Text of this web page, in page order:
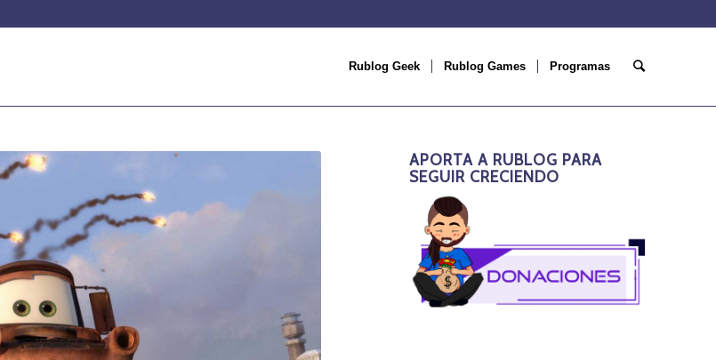
Rublog Geek Rublog Games Programas
APORTA A RUBLOG PARA
SEGUIR CRECIENDO